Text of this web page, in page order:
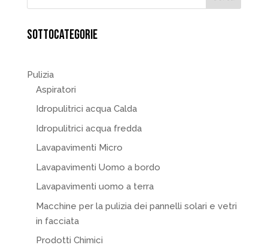
SOTTOCATEGORIE
Pulizia
Aspiratori
Idropulitrici acqua Calda
Idropulitrici acqua fredda
Lavapavimenti Micro
Lavapavimenti Uomo a bordo
Lavapavimenti uomo a terra
Macchine per la pulizia dei pannelli solari e vetri
in facciata
Prodotti Chimici